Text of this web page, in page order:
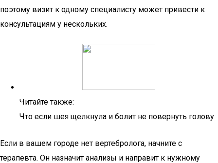
поэтому визит к одному специалисту может привести к
консультациям у нескольких.
Читайте также:
Что если шея щелкнула и болит не повернуть голову
Если в вашем городе нет вертебролога, начните с
терапевта. Он назначит анализы и направит к нужному